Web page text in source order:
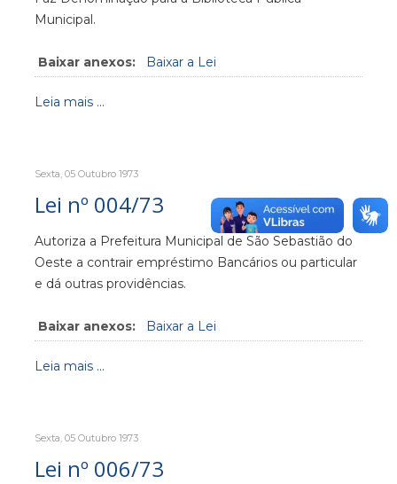
Municipal.
Baixar anexos: Baixar a Lei
Leia mais ...
Sexta, 05 Outubro 1973
Lei nº 004/73
Autoriza a Prefeitura Municipal de São Sebastião do
Oeste a contrair empréstimo Bancários ou particular
e dá outras providências.
Baixar anexos: Baixar a Lei
Leia mais ...
Sexta, 05 Outubro 1973
Lei nº 006/73